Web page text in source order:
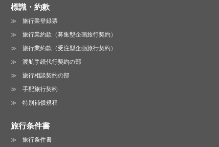
標識・約款
旅行業登録票
旅行業約款（募集型企画旅行契約）
旅行業約款（受注型企画旅行契約）
渡航手続代行契約の部
旅行相談契約の部
手配旅行契約
特別補償規程
旅行条件書
旅行条件書